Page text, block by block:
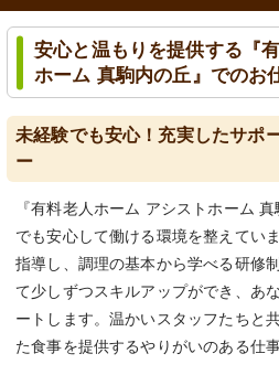
安心と温もりを提供する『
ホーム 真駒内の丘』でのお
未経験でも安心！充実したサポ
ー
『有料老人ホーム アシストホーム
でも安心して働ける環境を整えてい
指導し、調理の基本から学べる研修
て少しずつスキルアップができ、あ
ートします。温かいスタッフたちと
た食事を提供するやりがいのある仕事